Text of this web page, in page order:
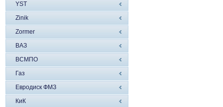
YST
Zinik
Zormer
ВАЗ
ВСМПО
Газ
Евродиск ФМЗ
КиК